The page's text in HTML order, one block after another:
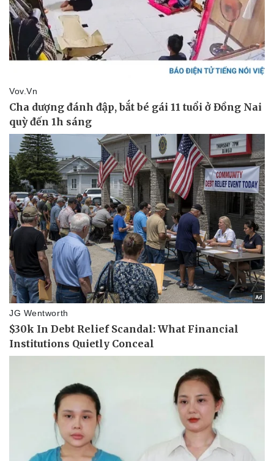
Bất động sản
Khởi nghiệp
Giá vàng
Tỷ giá
Chứng khoán
Giá cà phê